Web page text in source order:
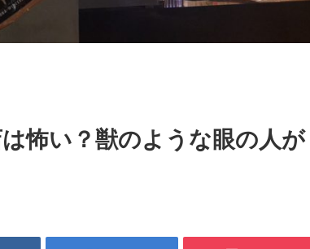
怖い？獣のような眼の人が